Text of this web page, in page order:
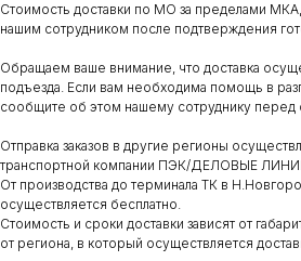
Стоимость доставки по МО за пределами
нашим сотрудником после подтверждения
Обращаем ваше внимание, что доставка
подъезда. Если вам необходима помощь в
сообщите об этом нашему сотруднику перед
Отправка заказов в другие регионы
транспортной компании ПЭК/ДЕЛОВЫЕ
От производства до терминала ТК в
осуществляется бесплатно.
Стоимость и сроки доставки зависят от
от региона, в который осуществляется